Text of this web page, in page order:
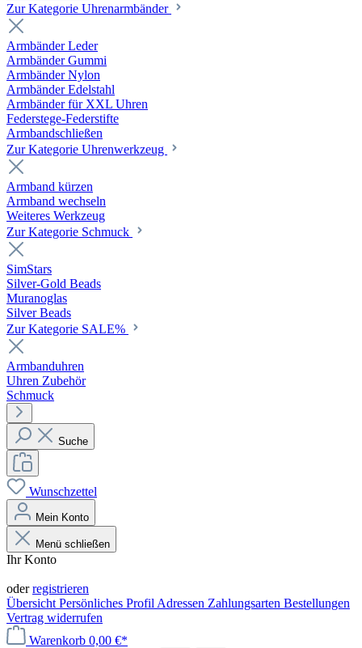
Zur Kategorie Uhrenarmbänder
Armbänder Leder
Armbänder Gummi
Armbänder Nylon
Armbänder Edelstahl
Armbänder für XXL Uhren
Federstege-Federstifte
Armbandschließen
Zur Kategorie Uhrenwerkzeug
Armband kürzen
Armband wechseln
Weiteres Werkzeug
Zur Kategorie Schmuck
SimStars
Silver-Gold Beads
Muranoglas
Silver Beads
Zur Kategorie SALE%
Armbanduhren
Uhren Zubehör
Schmuck
Suche
Wunschzettel
Mein Konto
Menü schließen
Ihr Konto
oderregistrieren
Übersicht Persönliches Profil Adressen Zahlungsarten Bestellungen
Vertrag widerrufen
Warenkorb 0,00 €*